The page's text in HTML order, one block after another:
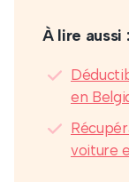
À lire aussi :
en
voiture